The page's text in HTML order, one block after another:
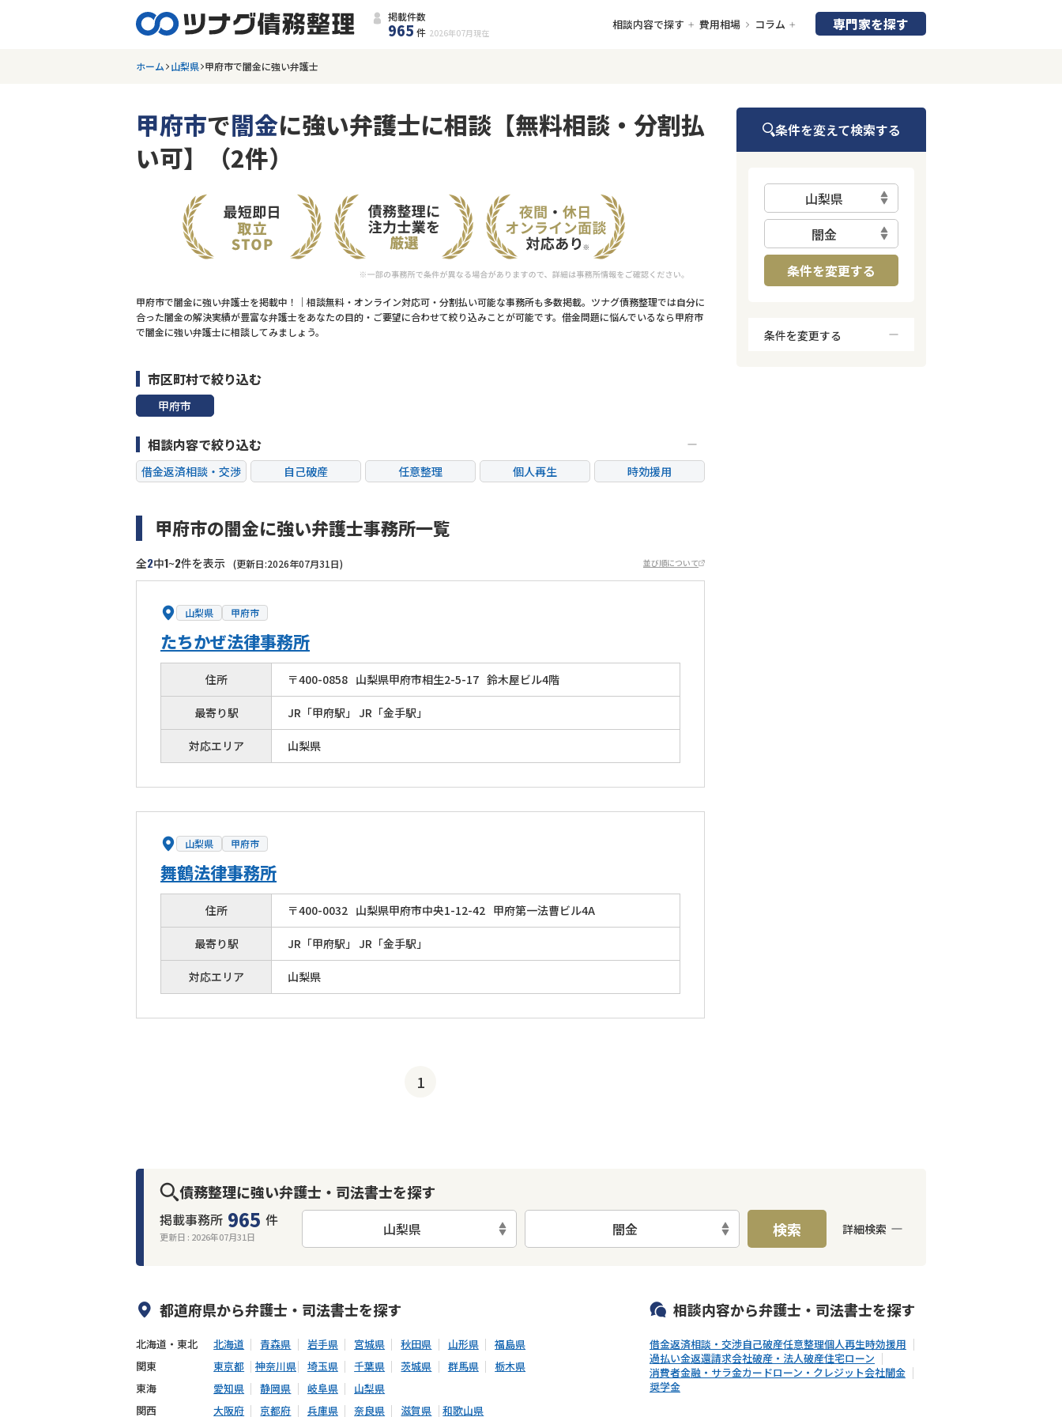
掲載件数
965 件 2026年07月 現在
相談内容で探す 費用相場 コラム 専門家を探す
ホーム 山梨県 甲府市で闇金に強い弁護士
甲府市で闇金に強い弁護士に相談【無料相談・分割払
い可】（2件）
甲府市で闇金に強い弁護士を掲載中！｜相談無料・オンライン対応可・分割払い可能な事務所も多数掲載。ツナグ債務整理では自分に
合った闇金の解決実績が豊富な弁護士をあなたの目的・ご要望に合わせて絞り込みことが可能です。借金問題に悩んでいるなら甲府市
で闇金に強い弁護士に相談してみましょう。
市区町村で絞り込む
甲府市
相談内容で絞り込む
借金返済相談・交渉 自己破産 任意整理 個人再生
時効援用
闇金
奨学金
甲府市の闇金に強い弁護士事務所一覧
全2中1~2件を表示 (更新日:2026年07月31日) 並び順について
山梨県 甲府市
たちかぜ法律事務所
住所 〒400-0858 山梨県甲府市相生2-5-17 鈴木屋ビル4階
最寄り駅 JR「甲府駅」 JR「金手駅」
対応エリア 山梨県
山梨県 甲府市
舞鶴法律事務所
住所 〒400-0032 山梨県甲府市中央1-12-42 甲府第一法曹ビル4A
最寄り駅 JR「甲府駅」 JR「金手駅」
対応エリア 山梨県
1
条件を変えて検索する
山梨県
闇金
条件を変更する
条件を変更する
債務整理に強い弁護士・司法書士を探す
掲載事務所 965 件
更新日 : 2026年07月31日 山梨県 闇金 検索 詳細検索
都道府県から弁護士・司法書士を探す
北海道・東北 北海道 青森県 岩手県 宮城県 秋田県 山形県
福島県
関東
東京都 神奈川県 埼玉県 千葉県 茨城県 群馬県
栃木県
東海
愛知県 静岡県 岐阜県
山梨県
関西
大阪府 京都府 兵庫県 奈良県 滋賀県 和歌山県
相談内容から弁護士・司法書士を探す
借金返済相談・交渉自己破産任意整理個人再生時効援用
過払い金返還請求会社破産・法人破産住宅ローン
消費者金融・サラ金カードローン・クレジット会社闇金
奨学金